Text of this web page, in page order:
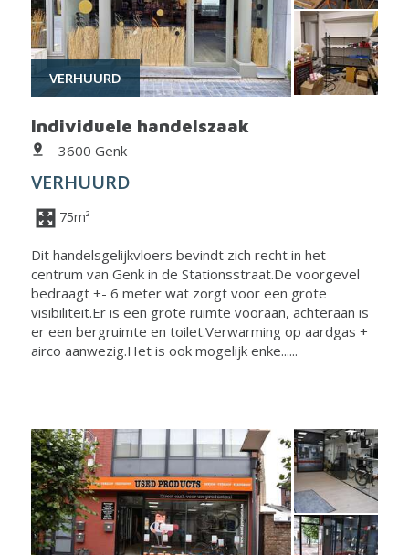
VERHUURD
Individuele handelszaak
3600 Genk
VERHUURD
75m²
Dit handelsgelijkvloers bevindt zich recht in het
centrum van Genk in de Stationsstraat.De voorgevel
bedraagt +- 6 meter wat zorgt voor een grote
visibiliteit.Er is een grote ruimte vooraan, achteraan is
er een bergruimte en toilet.Verwarming op aardgas +
airco aanwezig.Het is ook mogelijk enke......